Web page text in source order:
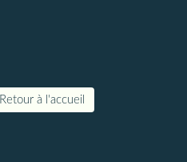
Retour à l'accueil